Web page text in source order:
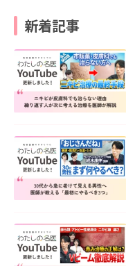
新着記事